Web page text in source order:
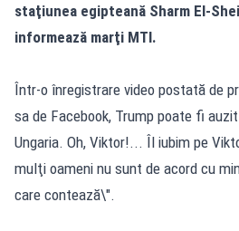
staţiunea egipteană Sharm El-
informează marţi MTI.
Într-o înregistrare video postată de
sa de Facebook, Trump poate fi
Ungaria. Oh, Viktor!... Îl iubim pe
mulţi oameni nu sunt de acord cu
care contează\".